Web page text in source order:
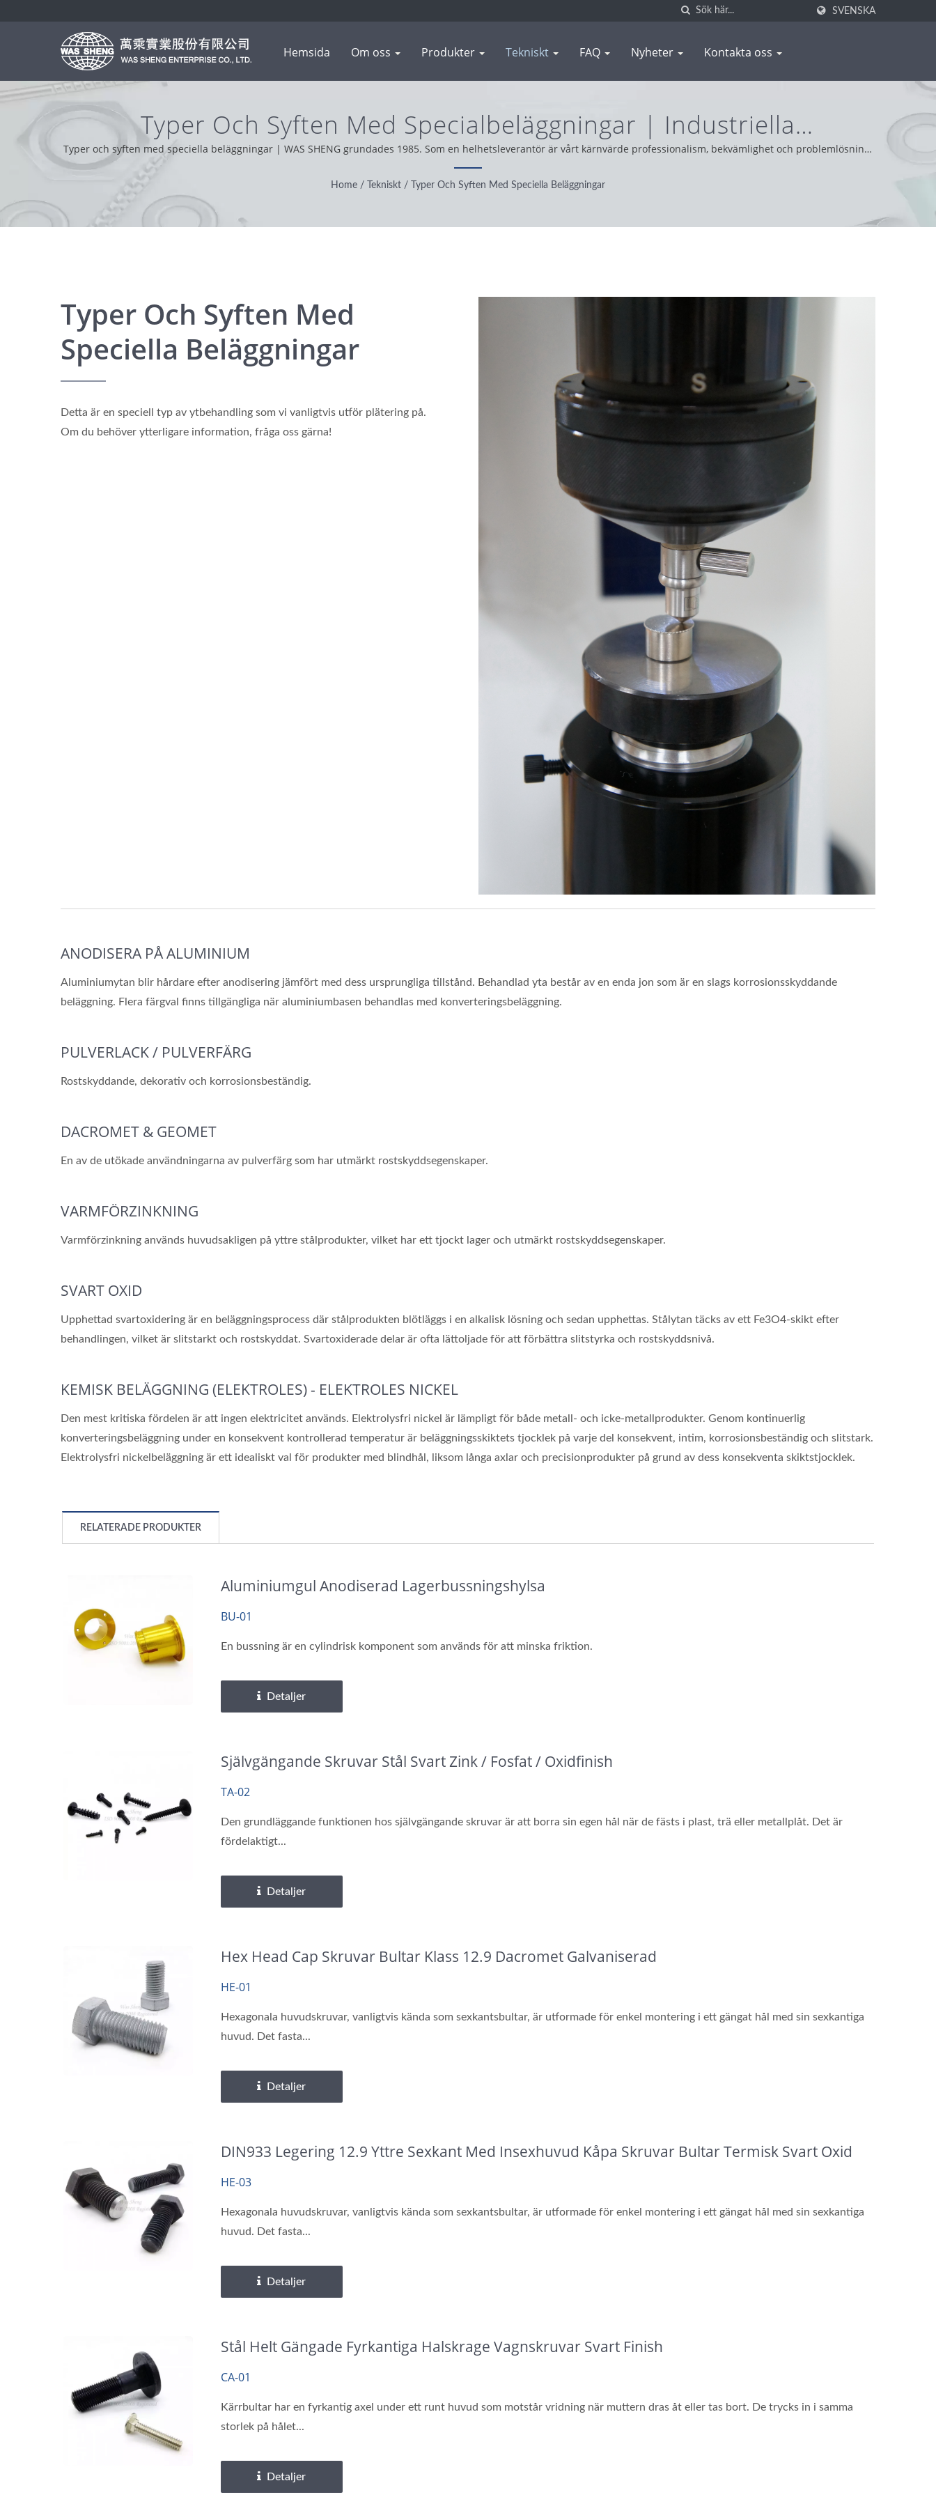
SVENSKA
Hemsida Om oss Produkter Tekniskt FAQ Nyheter Kontakta oss
Typer Och Syften Med Specialbeläggningar | Industriella
Metallkomponenter - Stansning Och Smidesproduktion | WAS SHENG
Typer och syften med speciella beläggningar | WAS SHENG grundades 1985. Som en helhetsleverantör är vårt kärnvärde professionalism, bekvämlighet och problemlösning.
Med stöd från våra kunder över hela världen arbetar vi med integritet, pragmatiskt och pålitligt för att erbjuda bästa möjliga service och produkt.
Home / Tekniskt / Typer Och Syften Med Speciella Beläggningar
Typer Och Syften Med
Speciella Beläggningar
Detta är en speciell typ av ytbehandling som vi vanligtvis utför plätering på.
Om du behöver ytterligare information, fråga oss gärna!
ANODISERA PÅ ALUMINIUM
Aluminiumytan blir hårdare efter anodisering jämfört med dess ursprungliga tillstånd. Behandlad yta består av en enda jon som är en slags korrosionsskyddande
beläggning. Flera färgval finns tillgängliga när aluminiumbasen behandlas med konverteringsbeläggning.
PULVERLACK / PULVERFÄRG
Rostskyddande, dekorativ och korrosionsbeständig.
DACROMET & GEOMET
En av de utökade användningarna av pulverfärg som har utmärkt rostskyddsegenskaper.
VARMFÖRZINKNING
Varmförzinkning används huvudsakligen på yttre stålprodukter, vilket har ett tjockt lager och utmärkt rostskyddsegenskaper.
SVART OXID
Upphettad svartoxidering är en beläggningsprocess där stålprodukten blötläggs i en alkalisk lösning och sedan upphettas. Stålytan täcks av ett Fe3O4-skikt efter
behandlingen, vilket är slitstarkt och rostskyddat. Svartoxiderade delar är ofta lättoljade för att förbättra slitstyrka och rostskyddsnivå.
KEMISK BELÄGGNING (ELEKTROLES) - ELEKTROLES NICKEL
Den mest kritiska fördelen är att ingen elektricitet används. Elektrolysfri nickel är lämpligt för både metall- och icke-metallprodukter. Genom kontinuerlig
konverteringsbeläggning under en konsekvent kontrollerad temperatur är beläggningsskiktets tjocklek på varje del konsekvent, intim, korrosionsbeständig och slitstark.
Elektrolysfri nickelbeläggning är ett idealiskt val för produkter med blindhål, liksom långa axlar och precisionprodukter på grund av dess konsekventa skiktstjocklek.
RELATERADE PRODUKTER
Aluminiumgul Anodiserad Lagerbussningshylsa
BU-01
En bussning är en cylindrisk komponent som används för att minska friktion.
Detaljer
Självgängande Skruvar Stål Svart Zink / Fosfat / Oxidfinish
TA-02
Den grundläggande funktionen hos självgängande skruvar är att borra sin egen hål när de fästs i plast, trä eller metallplåt. Det är
fördelaktigt...
Detaljer
Hex Head Cap Skruvar Bultar Klass 12.9 Dacromet Galvaniserad
HE-01
Hexagonala huvudskruvar, vanligtvis kända som sexkantsbultar, är utformade för enkel montering i ett gängat hål med sin sexkantiga
huvud. Det fasta...
Detaljer
DIN933 Legering 12.9 Yttre Sexkant Med Insexhuvud Kåpa Skruvar Bultar Termisk Svart Oxid
HE-03
Hexagonala huvudskruvar, vanligtvis kända som sexkantsbultar, är utformade för enkel montering i ett gängat hål med sin sexkantiga
huvud. Det fasta...
Detaljer
Stål Helt Gängade Fyrkantiga Halskrage Vagnskruvar Svart Finish
CA-01
Kärrbultar har en fyrkantig axel under ett runt huvud som motstår vridning när muttern dras åt eller tas bort. De trycks in i samma
storlek på hålet...
Detaljer